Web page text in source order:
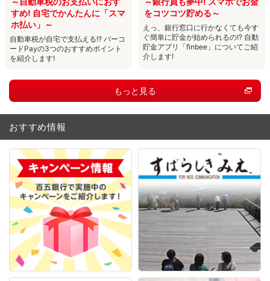
すめ! 自宅でかんたんに「スマ
ホ払い」～
自動車税が自宅で支払える!? バーコ
ードPayの3つのおすすめポイント
を紹介します!
をコツコツ貯める～
えっ、銀行窓口に行かなくても今す
ぐ簡単に貯金が始められるの!? 自動
貯金アプリ「finbee」についてご紹
介します!
もっと見る
おすすめ情報